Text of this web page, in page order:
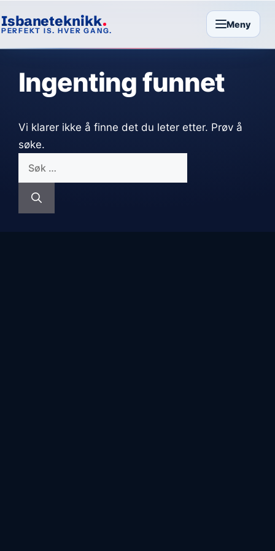
Isbaneteknikk
PERFEKT IS. HVER GANG.
Meny
Ingenting funnet
Vi klarer ikke å finne det du leter etter. Prøv å
søke.
Søk